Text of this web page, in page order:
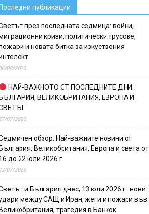
публикации
през последната седмица: войни,
кризи, политически трусове,
и новата битка за изкуствения
08/2026
НАЙ-ВАЖНОТО ОТ ПОСЛЕДНИТЕ ДНИ:
ВЕЛИКОБРИТАНИЯ, ЕВРОПА И
07/2026
обзор: Най-важните новини от
Великобритания, Европа и света от
до 22 юли 2026 г.
07/2026
и България днес, 13 юли 2026 г.: нови
между САЩ и Иран, жеги и пожари във
трагедия в Банкок